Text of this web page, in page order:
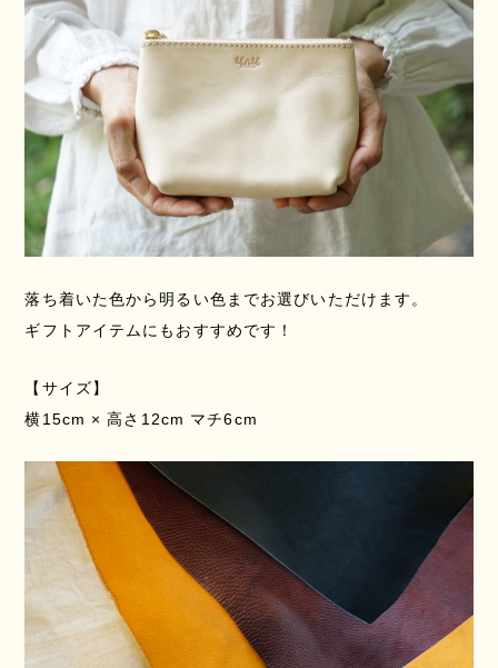
落ち着いた色から明るい色までお選びいただけます。
ギフトアイテムにもおすすめです！
【サイズ】
横15cm × 高さ12cm マチ6cm